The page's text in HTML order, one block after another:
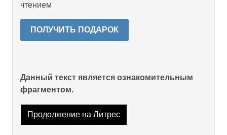
чтением
ПОЛУЧИТЬ ПОДАРОК
Данный текст является ознакомительным
фрагментом.
Продолжение на Литрес